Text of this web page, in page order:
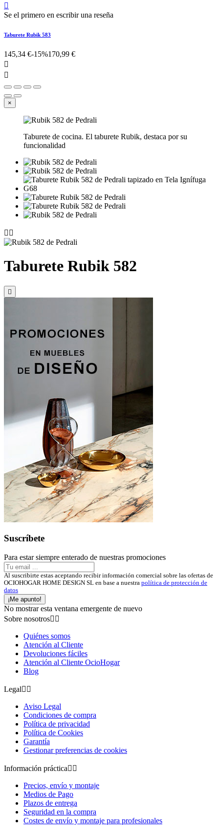

Se el primero en escribir una reseña
Taburete Rubik 583
145,34 €-15%170,99 €


×
Taburete de cocina. El taburete Rubik, destaca por su
funcionalidad
 
Taburete Rubik 582

Suscríbete
Para estar siempre enterado de nuestras promociones
Al suscribirte estas aceptando recibir información comercial sobre las ofertas de
OCIOHOGAR HOME DESIGN SL en base a nuestra política de protección de
datos
¡Me apunto!
No mostrar esta ventana emergente de nuevo
Sobre nosotros 
Quiénes somos
Atención al Cliente
Devoluciones fáciles
Atención al Cliente OcioHogar
Blog
Legal 
Aviso Legal
Condiciones de compra
Política de privacidad
Política de Cookies
Garantía
Gestionar preferencias de cookies
Información práctica 
Precios, envío y montaje
Medios de Pago
Plazos de entrega
Seguridad en la compra
Costes de envío y montaje para profesionales